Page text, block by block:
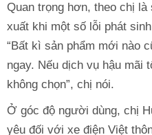
Quan trọng hơn, theo chị
xuất khi một số lỗi phát
“Bất kì sản phẩm mới nào
ngay. Nếu dịch vụ hậu mãi
không chọn”, chị nói.
Ở góc độ người dùng, chị
yêu đối với xe điện Việt